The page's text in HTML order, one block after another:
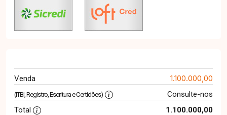
Venda 1.100.000,00
(ITBI, Registro, Escritura e Certidões)
Consulte-nos
Total
1.100.000,00